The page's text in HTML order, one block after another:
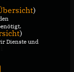
)
)
Dienste und